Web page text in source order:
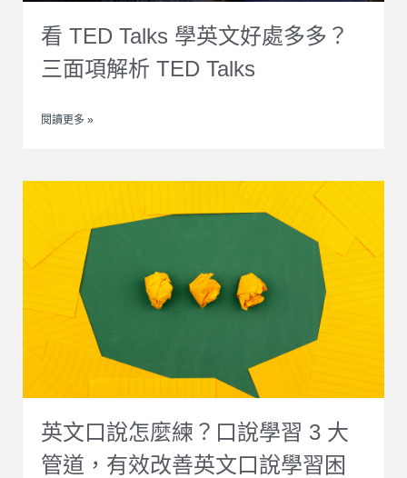
看 TED Talks 學英文好處多多？
三面項解析 TED Talks
閱讀更多 »
英文口說怎麼練？口說學習 3 大
管道，有效改善英文口說學習困